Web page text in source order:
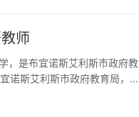
师
，是布宜诺斯艾利斯市政府教
诺斯艾利斯市政府教育局，现